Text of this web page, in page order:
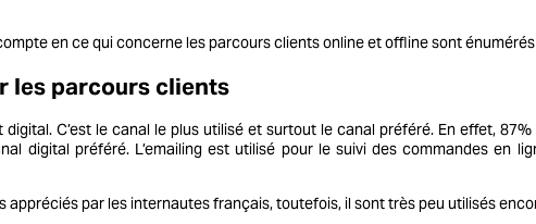
en ce qui concerne les parcours clients online et offline sont
les parcours clients
digital. C’est le canal le plus utilisé et surtout le canal préféré. En effet,
digital préféré. L’emailing est utilisé pour le suivi des commandes en
par les internautes français, toutefois, il sont très peu utilisés